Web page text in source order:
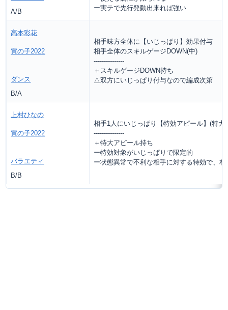
A/B
ー実テで先行発動出来れば強い
高本彩花
寅の子2022
ダンス
B/A
相手味方全体に【いじっぱり】効果付与
相手全体のスキルゲージDOWN(中)
---------------
＋スキルゲージDOWN持ち
△双方にいじっぱり付与なので編成次第
上村ひなの
寅の子2022
バラエティ
B/B
相手1人にいじっぱり【特効アピール】(特大
---------------
＋特大アピール持ち
ー特効対象がいじっぱりで限定的
ー状態異常で不利な相手に対する特効で、